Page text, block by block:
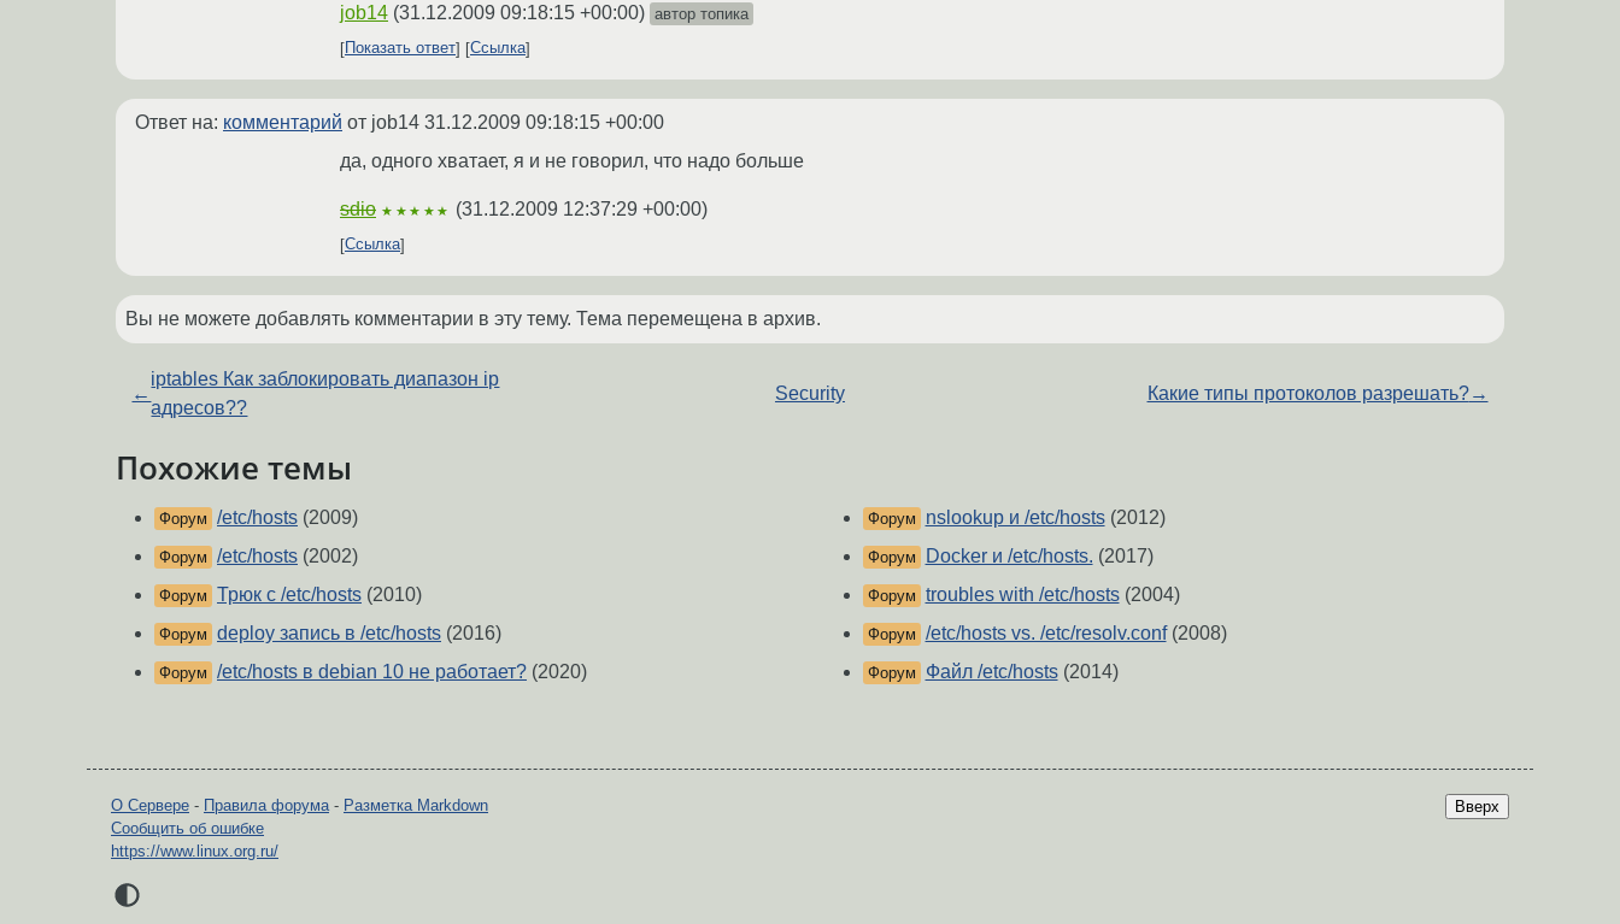
job14 (31.12.2009 09:18:15 +00:00) автор топика
Показать ответ
Ссылка
Ответ на: комментарий от job14 31.12.2009 09:18:15 +00:00
да, одного хватает, я и не говорил, что надо больше
sdio ★★★★★ (31.12.2009 12:37:29 +00:00)
Ссылка
Вы не можете добавлять комментарии в эту тему. Тема перемещена в архив.
←
iptables Как заблокировать диапазон ip
адресов??
Security Какие типы протоколов разрешать?→
Похожие темы
Форум /etc/hosts (2009)
Форум /etc/hosts (2002)
Форум Трюк с /etc/hosts (2010)
Форум deploy запись в /etc/hosts (2016)
Форум /etc/hosts в debian 10 не работает? (2020)
Форум nslookup и /etc/hosts(2012)
Форум Docker и /etc/hosts. (2017)
Форум troubles with /etc/hosts(2004)
Форум /etc/hosts vs. /etc/resolv.conf(2008)
Форум Файл /etc/hosts(2014)
Вверх
О Сервере - Правила форума- Разметка Markdown
Сообщить об ошибке
https://www.linux.org.ru/